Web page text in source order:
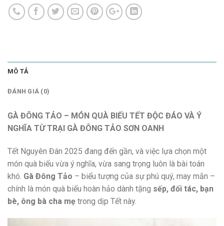
MÔ TẢ
ĐÁNH GIÁ (0)
GÀ ĐÔNG TẢO – MÓN QUÀ BIẾU TẾT ĐỘC ĐÁO VÀ Ý
NGHĨA TỪ TRẠI GÀ ĐÔNG TẢO SƠN OANH
Tết Nguyên Đán 2025 đang đến gần, và việc lựa chọn một
món quà biếu vừa ý nghĩa, vừa sang trọng luôn là bài toán
khó. Gà Đông Tảo – biểu tượng của sự phú quý, may mắn –
chính là món quà biếu hoàn hảo dành tặng sếp, đối tác, bạn
bè, ông bà cha mẹ trong dịp Tết này.